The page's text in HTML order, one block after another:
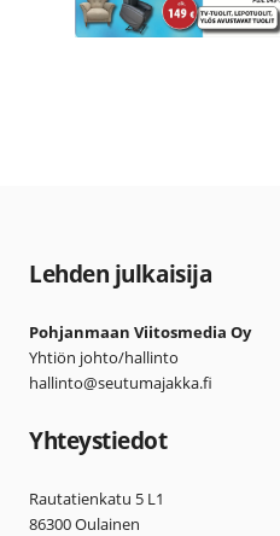
Lehden julkaisija
Pohjanmaan Viitosmedia Oy
Yhtiön johto/hallinto
hallinto@seutumajakka.fi
Yhteystiedot
Rautatienkatu 5 L1
86300 Oulainen